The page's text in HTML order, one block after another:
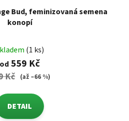
Bud, feminizovaná semena
konopí
(1 ks)
od559 Kč
Kč (až –66 %)
DETAIL